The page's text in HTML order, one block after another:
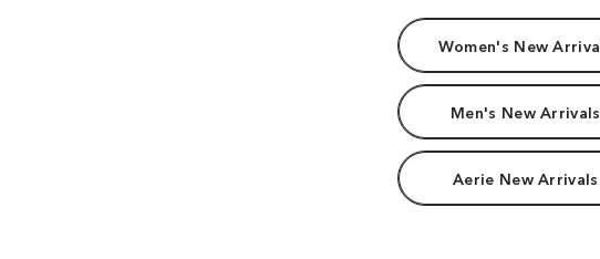
Women's New
Men's New Arrivals
Aerie New Arrivals